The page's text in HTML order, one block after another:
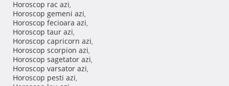
Horoscop rac azi,
Horoscop gemeni azi,
Horoscop fecioara azi,
Horoscop taur azi,
Horoscop capricorn azi,
Horoscop scorpion azi,
Horoscop sagetator azi,
Horoscop varsator azi,
Horoscop pesti azi,